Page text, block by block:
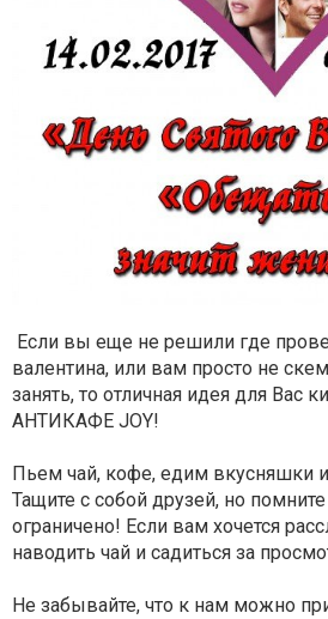
Если вы еще не решили где
валентина, или вам просто не
занять, то отличная идея для Вас
АНТИКАФЕ JOY!
Пьем чай, кофе, едим вкусняшки
Тащите с собой друзей, но
ограничено! Если вам хочется
наводить чай и садиться за
Не забывайте, что к нам можно